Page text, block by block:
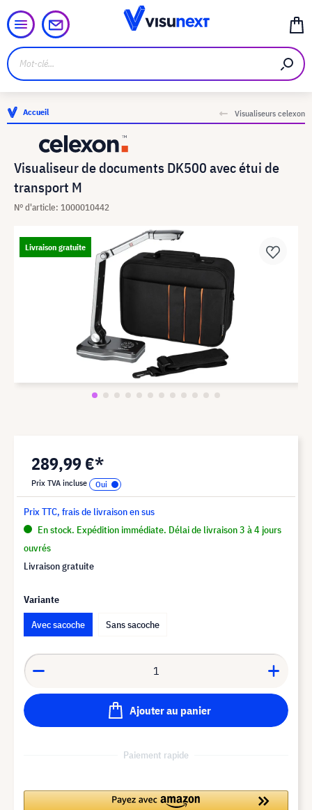
Accueil Visualiseurs celexon
Visualiseur de documents DK500 avec étui de
transport M
N° d'article: 1000010442
Livraison gratuite
289,99 €*
Prix TVA incluse
Prix TTC, frais de livraison en sus
En stock. Expédition immédiate. Délai de livraison 3 à 4 jours
ouvrés
Livraison gratuite
Variante
Avec sacoche
Sans sacoche
Ajouter au panier
Paiement rapide